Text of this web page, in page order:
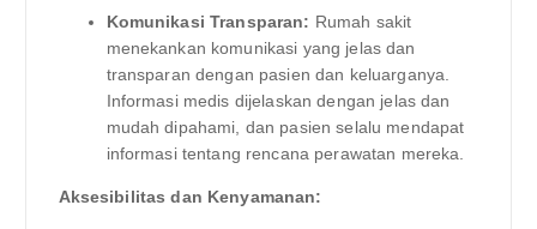
Komunikasi Transparan: Rumah sakit
menekankan komunikasi yang jelas dan
transparan dengan pasien dan keluarganya.
Informasi medis dijelaskan dengan jelas dan
mudah dipahami, dan pasien selalu mendapat
informasi tentang rencana perawatan mereka.
Aksesibilitas dan Kenyamanan: